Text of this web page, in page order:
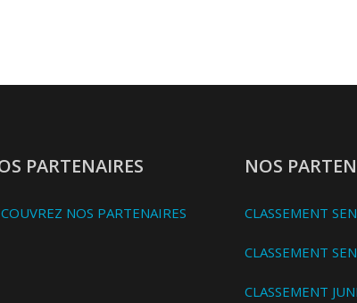
PARTENAIRES
NOS PARTENAIRES
NOS
CLASSEMENT
CLASSEMENT
CLASSEMENT